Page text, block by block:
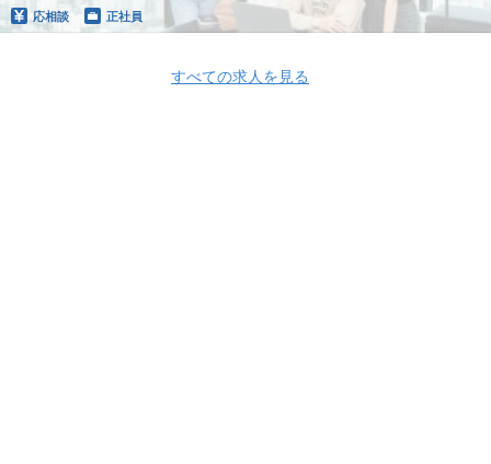
応相談 正社員
すべての求人を見る